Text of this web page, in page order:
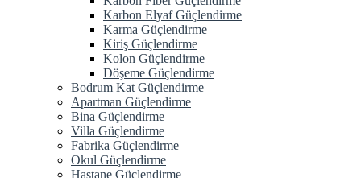
Karbon Elyaf Güçlendirme
Karma Güçlendirme
Kiriş Güçlendirme
Kolon Güçlendirme
Döşeme Güçlendirme
Bodrum Kat Güçlendirme
Apartman Güçlendirme
Bina Güçlendirme
Villa Güçlendirme
Fabrika Güçlendirme
Okul Güçlendirme
Hastane Güçlendirme